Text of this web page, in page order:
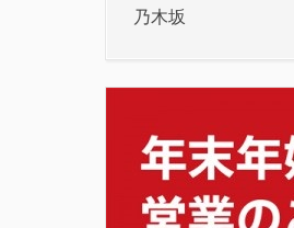
乃木坂